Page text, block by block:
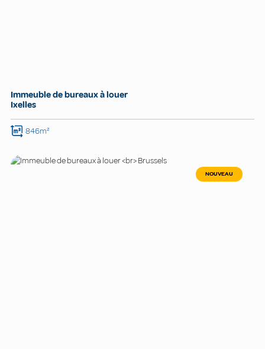
Immeuble de bureaux à louer
Ixelles
846m²
NOUVEAU